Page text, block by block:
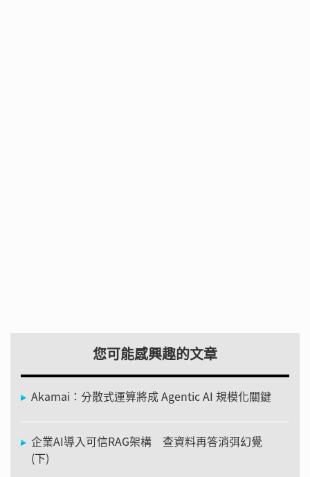
您可能感興趣的文章
Akamai：分散式運算將成 Agentic AI 規模化關鍵
企業AI導入可信RAG架構 查資料再答消弭幻覺
(下)